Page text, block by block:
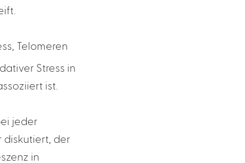
Telomeren
Stress in
ist.
jeder
diskutiert, der
in